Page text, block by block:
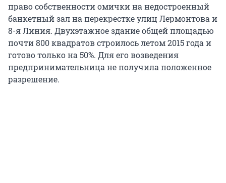
право собственности омички на недостроенный
банкетный зал на перекрестке улиц Лермонтова и
8-я Линия. Двухэтажное здание общей площадью
почти 800 квадратов строилось летом 2015 года и
готово только на 50%. Для его возведения
предпринимательница не получила положенное
разрешение.